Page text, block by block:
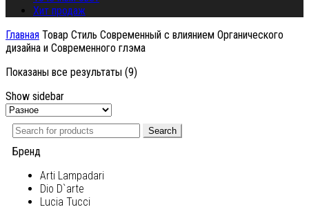
Хит продаж
Главная Товар Стиль Современный с влиянием Органического
дизайна и Современного глэма
Показаны все результаты (9)
Show sidebar
Search
Бренд
Arti Lampadari
Dio D`arte
Lucia Tucci